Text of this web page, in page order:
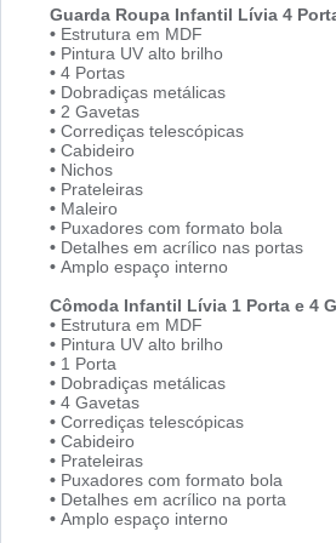
Guarda Roupa Infantil Lívia 4
• Estrutura em MDF
• Pintura UV alto brilho
• 4 Portas
• Dobradiças metálicas
• 2 Gavetas
• Corrediças telescópicas
• Cabideiro
• Nichos
• Prateleiras
• Maleiro
• Puxadores com formato bola
• Detalhes em acrílico nas portas
• Amplo espaço interno
Cômoda Infantil Lívia 1 Porta e 4
• Estrutura em MDF
• Pintura UV alto brilho
• 1 Porta
• Dobradiças metálicas
• 4 Gavetas
• Corrediças telescópicas
• Cabideiro
• Prateleiras
• Puxadores com formato bola
• Detalhes em acrílico na porta
• Amplo espaço interno